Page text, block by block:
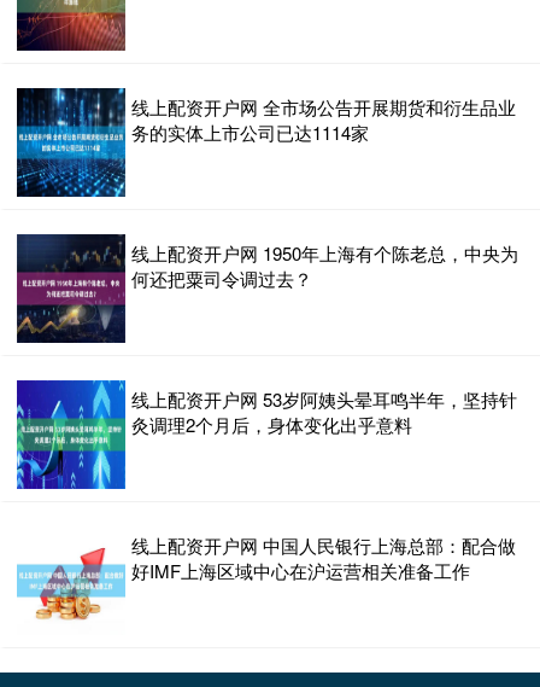
线上配资开户网 全市场公告开展期货和衍生品业
务的实体上市公司已达1114家
线上配资开户网 1950年上海有个陈老总，中央为
何还把粟司令调过去？
线上配资开户网 53岁阿姨头晕耳鸣半年，坚持针
灸调理2个月后，身体变化出乎意料
线上配资开户网 中国人民银行上海总部：配合做
好IMF上海区域中心在沪运营相关准备工作